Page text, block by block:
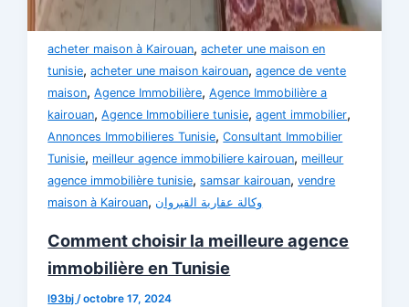
acheter maison à Kairouan,acheter une maison en
tunisie,acheter une maison kairouan,agence de vente
maison,Agence Immobilière,Agence Immobilière a
kairouan,Agence Immobiliere tunisie,agent immobilier,
Annonces Immobilieres Tunisie,Consultant Immobilier
Tunisie, meilleur agence immobiliere kairouan, meilleur
agence immobilière tunisie,samsar kairouan,vendre
maison à Kairouan, وكالة عقارية القيروان
Comment choisir la meilleure agence
immobilière en Tunisie
l93bj/octobre 17, 2024